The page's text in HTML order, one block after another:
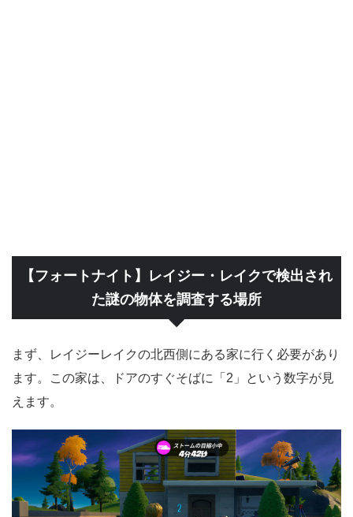
【フォートナイト】レイジー・レイクで検出され
た謎の物体を調査する場所
まず、レイジーレイクの北西側にある家に行く必要があり
ます。この家は、ドアのすぐそばに「2」という数字が見
えます。